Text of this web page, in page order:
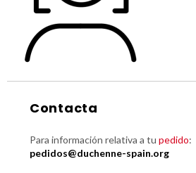
Contacta
Para información relativa a tu pedido:
pedidos@duchenne-spain.org